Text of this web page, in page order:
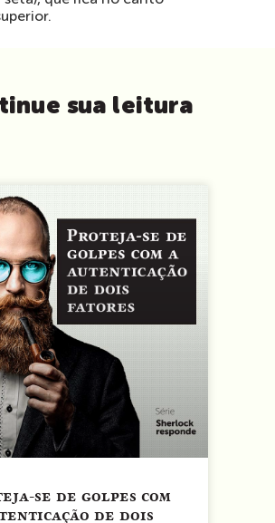
sua leitura
se de golpes com
de dois